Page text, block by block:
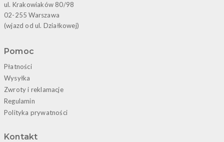
ul. Krakowiaków 80/98
02-255 Warszawa
(wjazd od ul. Działkowej)
Pomoc
Płatności
Wysyłka
Zwroty i reklamacje
Regulamin
Polityka prywatności
Kontakt